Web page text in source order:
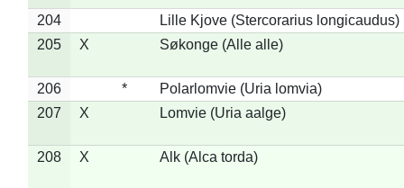
204
Lille Kjove (Stercorarius longicaudus)
205
X Søkonge (Alle alle)
206 *
Polarlomvie (Uria lomvia)
207
X Lomvie (Uria aalge)
208 X Alk (Alca torda)